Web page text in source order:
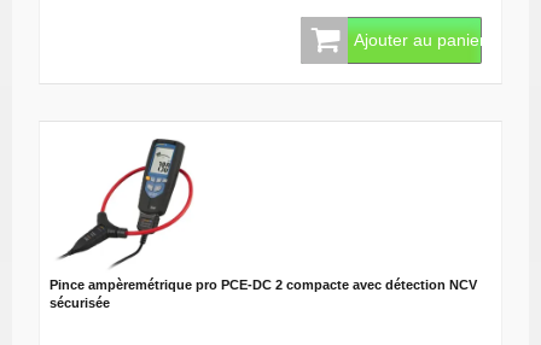
Ajouter au panier
Pince ampèremétrique pro PCE-DC 2 compacte avec détection NCV
sécurisée